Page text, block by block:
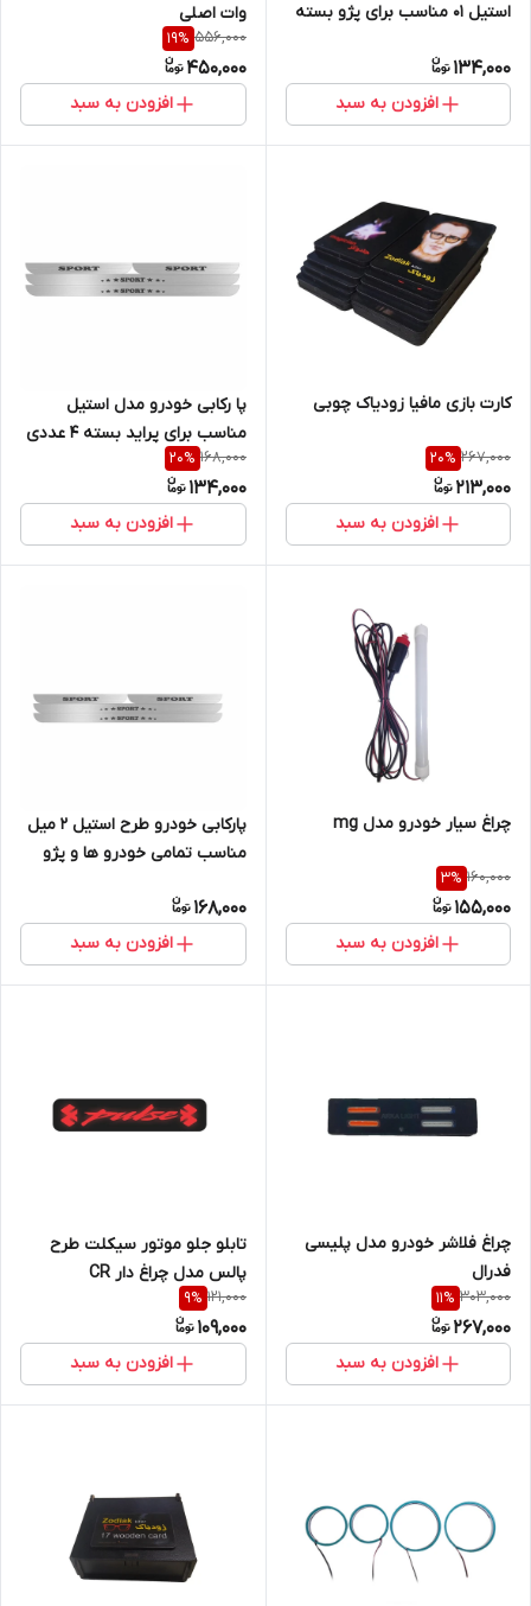
استیل 01 مناسب برای پژو بسته
134,000
افزودن به سبد
وات اصلی
556,000
19%
450,000
افزودن به سبد
کارت بازی مافیا زودیاک چوبی
267,000
20%
213,000
افزودن به سبد
پا رکابی خودرو مدل استیل
مناسب برای پراید بسته 4 عددی
168,000
20%
134,000
افزودن به سبد
چراغ سیار خودرو مدل mg
160,000
3%
155,000
افزودن به سبد
پارکابی خودرو طرح استیل 2 میل
مناسب تمامی خودرو ها و پژو
168,000
افزودن به سبد
چراغ فلاشر خودرو مدل پلیسی
فدرال
303,000
11%
267,000
افزودن به سبد
تابلو جلو موتور سیکلت طرح
پالس مدل چراغ دار CR
121,000
9%
109,000
افزودن به سبد